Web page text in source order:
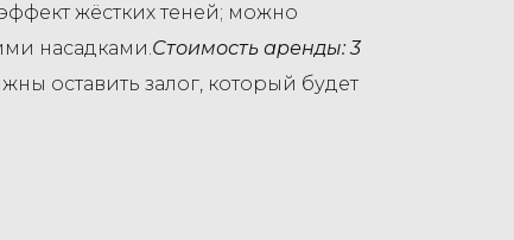
жёстких теней; можно
насадками.Стоимость аренды: 3
оставить залог, который будет